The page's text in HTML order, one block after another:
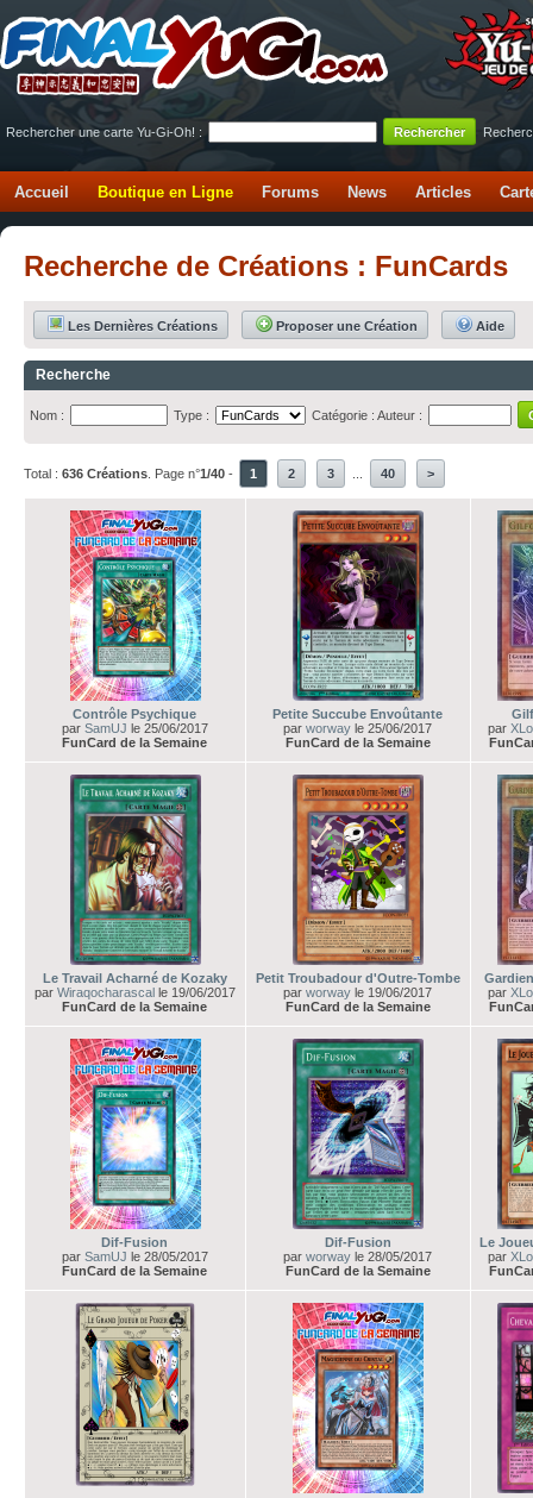
Rechercher une carte Yu-Gi-Oh! :
Accueil Boutique en Ligne Forums News Articles
Recherche de Créations : FunCards
Les Dernières Créations Proposer une Création Aide
Recherche
Nom : Type : Catégorie : Auteur :
Total : 636 Créations . Page n°1/40 - 1 2 3 40 >
Contrôle Psychique
par SamUJ le 25/06/2017
FunCard de la Semaine
Petite Succube Envoûtante
parworway le 25/06/2017
FunCard de la Semaine
par
Le Travail Acharné de Kozaky
par Wiraqocharascal le 19/06/2017
FunCard de la Semaine
Petit Troubadour d'Outre-Tombe
parworway le 19/06/2017
FunCard de la Semaine
par
Dif-Fusion
par SamUJ le 28/05/2017
FunCard de la Semaine
Dif-Fusion
parworway le 28/05/2017
FunCard de la Semaine
Le
par